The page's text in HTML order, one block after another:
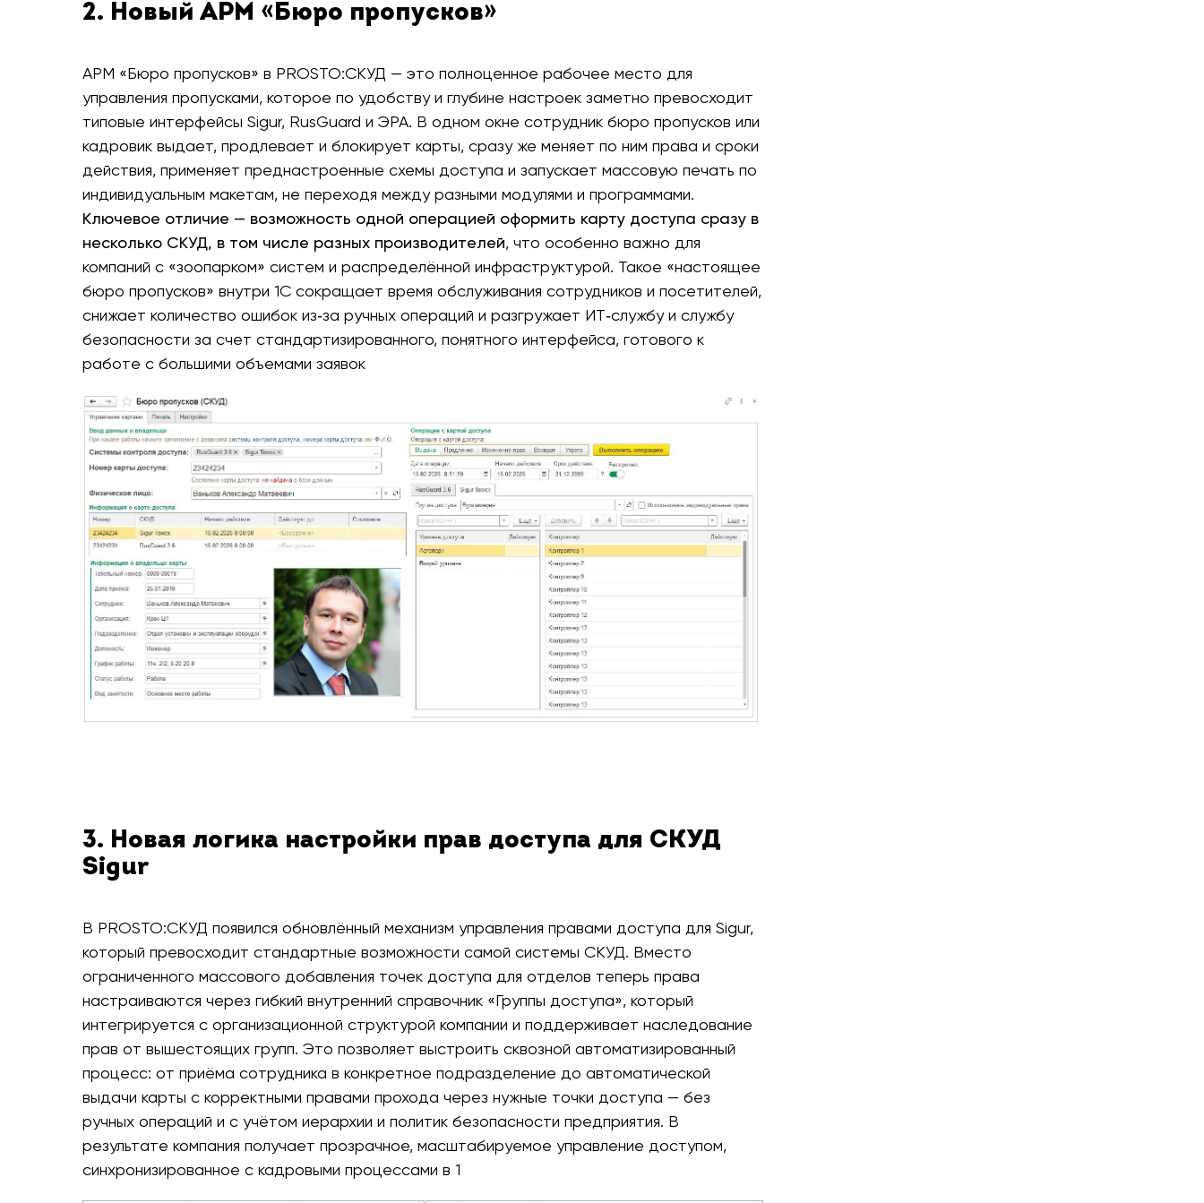
2. Новый АРМ «Бюро пропусков»
АРМ «Бюро пропусков» в PROSTO:СКУД — это полноценное рабочее место для
управления пропусками, которое по удобству и глубине настроек заметно превосходит
типовые интерфейсы Sigur, RusGuard и ЭРА. В одном окне сотрудник бюро пропусков или
кадровик выдает, продлевает и блокирует карты, сразу же меняет по ним права и сроки
действия, применяет преднастроенные схемы доступа и запускает массовую печать по
индивидуальным макетам, не переходя между разными модулями и программами.
Ключевое отличие — возможность одной операцией оформить карту доступа сразу в
несколько СКУД, в том числе разных производителей, что особенно важно для
компаний с «зоопарком» систем и распределённой инфраструктурой. Такое «настоящее
бюро пропусков» внутри 1С сокращает время обслуживания сотрудников и посетителей,
снижает количество ошибок из‑за ручных операций и разгружает ИТ‑службу и службу
безопасности за счет стандартизированного, понятного интерфейса, готового к
работе с большими объемами заявок
3. Новая логика настройки прав доступа для СКУД
Sigur
В PROSTO:СКУД появился обновлённый механизм управления правами доступа для Sigur,
который превосходит стандартные возможности самой системы СКУД. Вместо
ограниченного массового добавления точек доступа для отделов теперь права
настраиваются через гибкий внутренний справочник «Группы доступа», который
интегрируется с организационной структурой компании и поддерживает наследование
прав от вышестоящих групп. Это позволяет выстроить сквозной автоматизированный
процесс: от приёма сотрудника в конкретное подразделение до автоматической
выдачи карты с корректными правами прохода через нужные точки доступа — без
ручных операций и с учётом иерархии и политик безопасности предприятия. В
результате компания получает прозрачное, масштабируемое управление доступом,
синхронизированное с кадровыми процессами в 1